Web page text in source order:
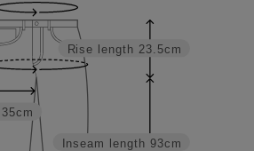
Inseam length 93cm
Rise length 23.5cm
35cm